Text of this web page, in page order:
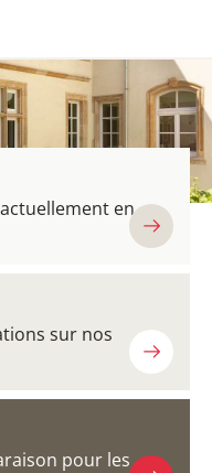
en
sur nos
pour les